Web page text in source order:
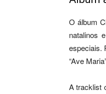
O álbum
natalinos
especiais.
“Ave
A tracklist